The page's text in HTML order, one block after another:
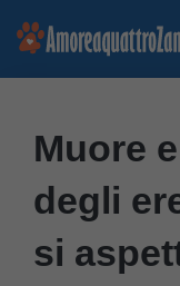
Vai
Muore
degli
si